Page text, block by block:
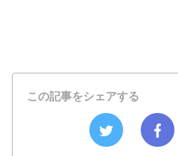
この記事をシェアする